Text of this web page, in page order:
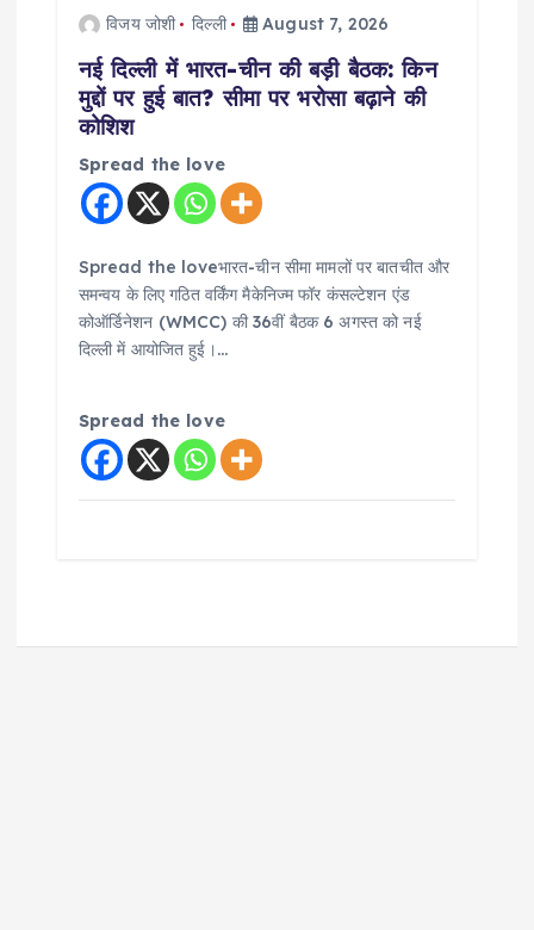
विजय जोशी दिल्ली August 7, 2026
नई दिल्ली में भारत-चीन की बड़ी बैठक: किन
मुद्दों पर हुई बात? सीमा पर भरोसा बढ़ाने की
कोशिश
Spread the love
Spread the loveभारत-चीन सीमा मामलों पर बातचीत और
समन्वय के लिए गठित वर्किंग मैकेनिज्म फॉर कंसल्टेशन एंड
कोऑर्डिनेशन (WMCC) की 36वीं बैठक 6 अगस्त को नई
दिल्ली में आयोजित हुई।…
Spread the love